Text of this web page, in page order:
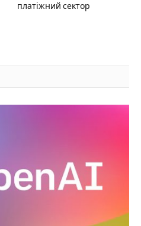
платіжний сектор